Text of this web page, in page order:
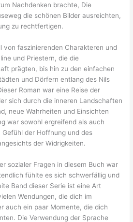
Nachdenken brachte, Die
die schönen Bilder ausreichten,
zu rechtfertigen.
von faszinierenden Charakteren und
und Priestern, die die
prägten, bis hin zu den einfachen
und Dörfern entlang des Nils
Roman war eine Reise der
sich durch die inneren Landschaften
neue Wahrheiten und Einsichten
war sowohl ergreifend als auch
der Hoffnung und des
der Widrigkeiten.
sozialer Fragen in diesem Buch war
fühlte es sich schwerfällig und
Band dieser Serie ist eine Art
Wendungen, die dich im
auch ein paar Momente, die dich
Die Verwendung der Sprache